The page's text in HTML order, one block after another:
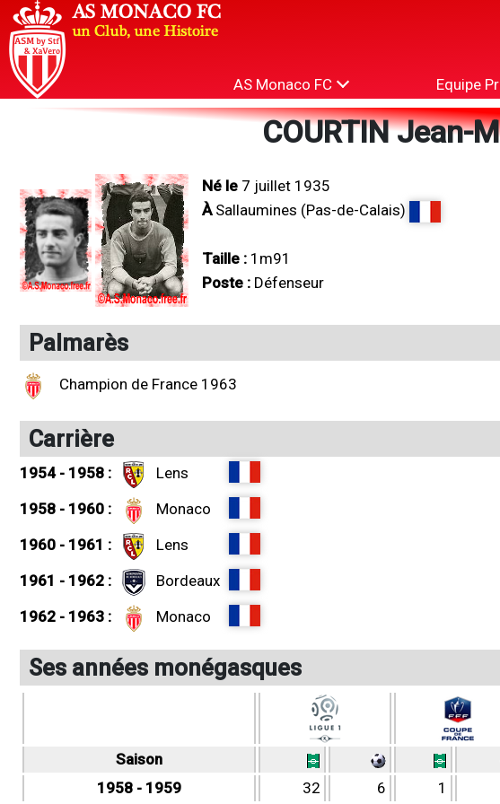
AS Monaco FC Equipe
COURTIN Jean-
Né le 7 juillet 1935
ÀSallaumines (Pas-de-Calais)
Taille : 1m91
Poste : Défenseur
Palmarès
Champion de France 1963
Carrière
1954 - 1958 :
Lens
1958 - 1960 :
Monaco
1960 - 1961 :
Lens
1961 - 1962 :
Bordeaux
1962 - 1963 :
Monaco
Ses années monégasques
Saison
1958 - 1959
32 6 1